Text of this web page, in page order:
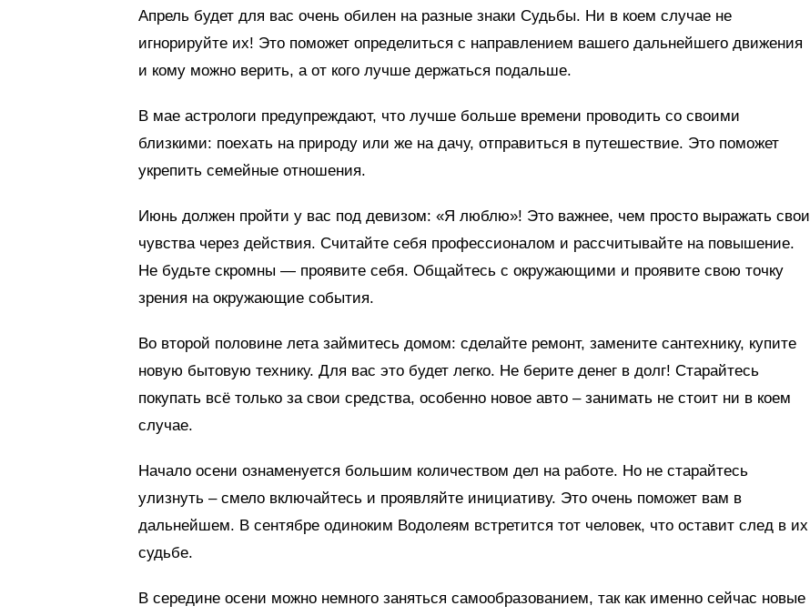
Апрель будет для вас очень обилен на разные знаки Судьбы. Ни в коем случае не
игнорируйте их! Это поможет определиться с направлением вашего дальнейшего движения
и кому можно верить, а от кого лучше держаться подальше.
В мае астрологи предупреждают, что лучше больше времени проводить со своими
близкими: поехать на природу или же на дачу, отправиться в путешествие. Это поможет
укрепить семейные отношения.
Июнь должен пройти у вас под девизом: «Я люблю»! Это важнее, чем просто выражать свои
чувства через действия. Считайте себя профессионалом и рассчитывайте на повышение.
Не будьте скромны — проявите себя. Общайтесь с окружающими и проявите свою точку
зрения на окружающие события.
Во второй половине лета займитесь домом: сделайте ремонт, замените сантехнику, купите
новую бытовую технику. Для вас это будет легко. Не берите денег в долг! Старайтесь
покупать всё только за свои средства, особенно новое авто – занимать не стоит ни в коем
случае.
Начало осени ознаменуется большим количеством дел на работе. Но не старайтесь
улизнуть – смело включайтесь и проявляйте инициативу. Это очень поможет вам в
дальнейшем. В сентябре одиноким Водолеям встретится тот человек, что оставит след в их
судьбе.
В середине осени можно немного заняться самообразованием, так как именно сейчас новые